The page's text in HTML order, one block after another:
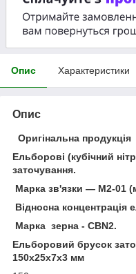
Опис Характеристики
Опис
Оригінальна продукція
Ельборові (кубічний
заточування.
Марка зв'язки — М2-01
Відносна концентрація
Марка зерна - СBN2.
Ельборовий брусок
150х25х7х3 мм